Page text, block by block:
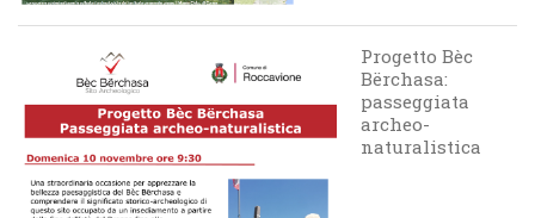
Progetto Bèc
Bërchasa:
passeggiata
archeo-
naturalistica